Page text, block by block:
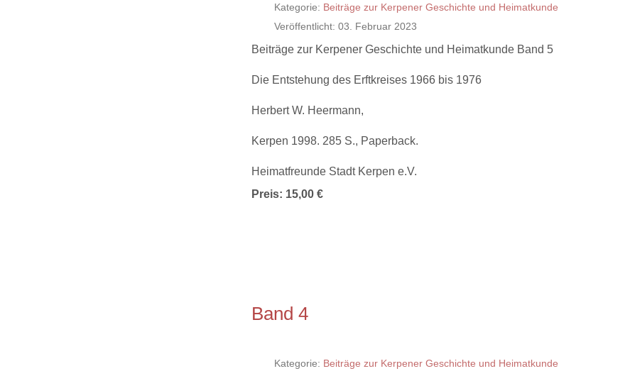
Kategorie: Beiträge zur Kerpener Geschichte und Heimatkunde
Veröffentlicht: 03. Februar 2023
Beiträge zur Kerpener Geschichte und Heimatkunde Band 5
Die Entstehung des Erftkreises 1966 bis 1976
Herbert W. Heermann,
Kerpen 1998. 285 S., Paperback.
Heimatfreunde Stadt Kerpen e.V.
Preis: 15,00 €
Band 4
Kategorie: Beiträge zur Kerpener Geschichte und Heimatkunde